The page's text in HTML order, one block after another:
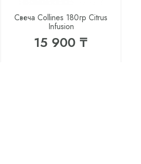
Свеча Collines 180гр Citrus
Infusion
15 900 ₸